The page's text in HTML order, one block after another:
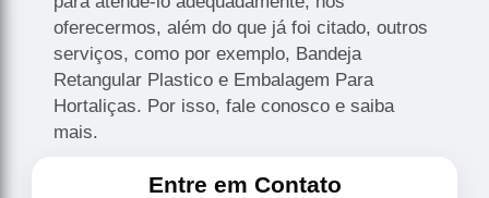
oferecermos, além do que já foi citado, outros
serviços, como por exemplo, Bandeja
Retangular Plastico e Embalagem Para
Hortaliças. Por isso, fale conosco e saiba
mais.
Entre em Contato